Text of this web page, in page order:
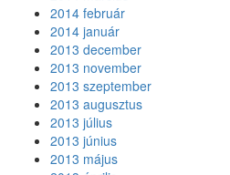
2014 február
2014 január
2013 december
2013 november
2013 szeptember
2013 augusztus
2013 július
2013 június
2013 május